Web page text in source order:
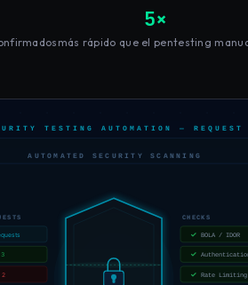
5×
más rápido que el pentesting